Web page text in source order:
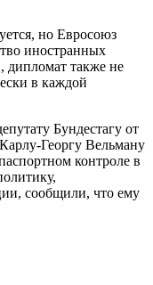
но Евросоюз
иностранных
также не
в каждой
Бундестагу от
Георгу Вельману
контроле в
сообщили, что ему